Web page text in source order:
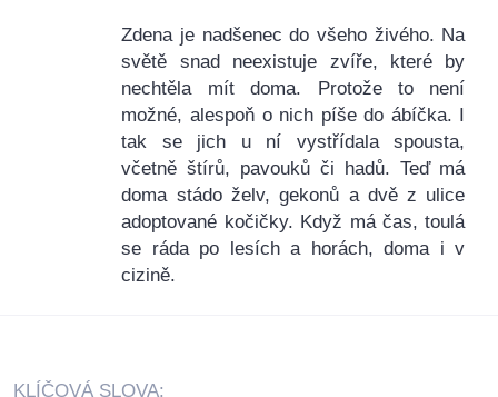
Zdena je nadšenec do všeho živého. Na
světě snad neexistuje zvíře, které by
nechtěla mít doma. Protože to není
možné, alespoň o nich píše do ábíčka. I
tak se jich u ní vystřídala spousta,
včetně štírů, pavouků či hadů. Teď má
doma stádo želv, gekonů a dvě z ulice
adoptované kočičky. Když má čas, toulá
se ráda po lesích a horách, doma i v
cizině.
KLÍČOVÁ SLOVA: